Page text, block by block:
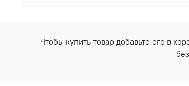
Чтобы купить товар добавьте его в